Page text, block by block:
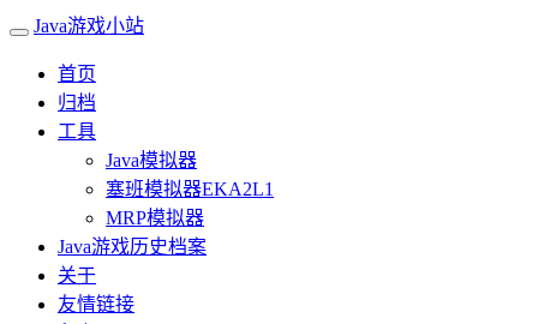
Java游戏小站
首页
归档
工具
Java模拟器
塞班模拟器EKA2L1
MRP模拟器
Java游戏历史档案
关于
友情链接